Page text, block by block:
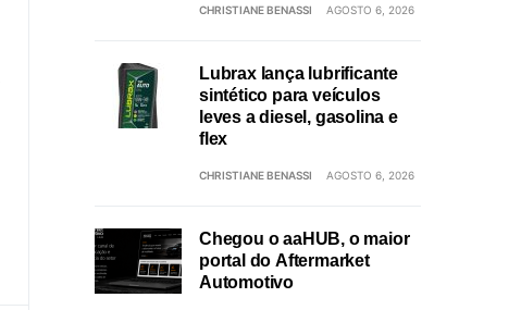
CHRISTIANE BENASSI AGOSTO 6, 2026
Lubrax lança lubrificante
sintético para veículos
leves a diesel, gasolina e
flex
CHRISTIANE BENASSI AGOSTO 6, 2026
Chegou o aaHUB, o maior
portal do Aftermarket
Automotivo